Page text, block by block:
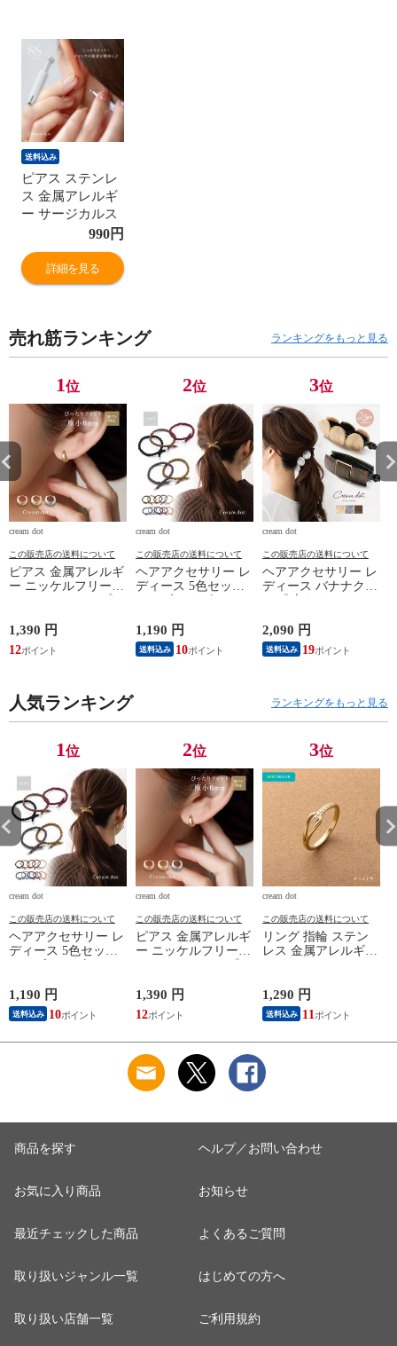
送料込み
ピアス ステンレ
ス 金属アレルギ
ー サージカルス
テンレス レディ
ース ボールグラ
ッパー ボールキ
ャッチャー ホル
助器具 便利ツー
ル 着脱簡単 取り
ギー cream dot ゆ
うパケット ［シ
ルバー_ワンサイ
ズ］
990円
詳細を見る
売れ筋ランキング ランキングをもっと見る
1位
cream dot
この販売店の送料について
ピアス 金属アレルギ
ー ニッケルフリー
レス 中折れ ヘアラ
イン セミマット つ
や消し 極小 6mm 耳
ケット ［シルバー_
ピアス］
1,390 円
12
2位
cream dot
この販売店の送料について
ヘアアクセサリー レ
ディース 5色セット
り ツイスト cream
dot ゆうパケット ［B
タイプ_アソート］
1,190 円
送料込み 10
3位
cream dot
この販売店の送料について
ヘアアクセサリー レ
ディース バナナクリ
プ 髪留め まとめ髪
スクエア マーブル
ビッグ 艶 ブラウン
サイズ］
2,090 円
送料込み 19
人気ランキング ランキングをもっと見る
1位
cream dot
この販売店の送料について
ヘアアクセサリー レ
ディース 5色セット
り ツイスト cream
dot ゆうパケット ［B
タイプ_アソート］
1,190 円
送料込み 10
2位
cream dot
この販売店の送料について
ピアス 金属アレルギ
ー ニッケルフリー
レス 中折れ ヘアラ
イン セミマット つ
や消し 極小 6mm 耳
ケット ［シルバー_
ピアス］
1,390 円
12
3位
cream dot
この販売店の送料について
リング 指輪 ステン
レス 金属アレルギー
っぱなし ビジュー
ノット 結び目 フッ
ク cream dot ゆうパ
1,290 円
送料込み 11
商品を探す
お気に入り商品
最近チェックした商品
取り扱いジャンル一覧
取り扱い店舗一覧
ヘルプ／お問い合わせ
お知らせ
よくあるご質問
はじめての方へ
ご利用規約